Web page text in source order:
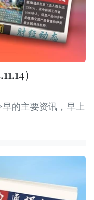
）
的主要资讯，早上